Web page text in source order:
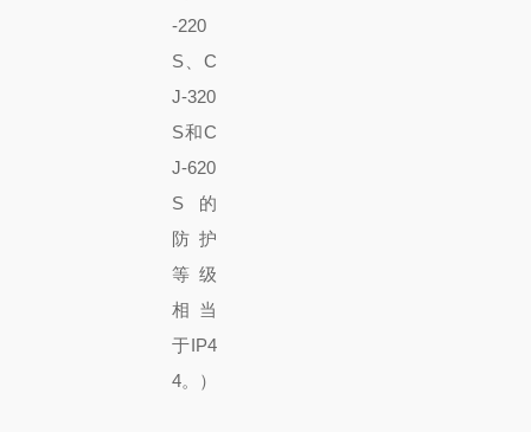
-220
S、C
J-320
S和C
J-620
S的
防护
等级
相当
于IP4
4。）